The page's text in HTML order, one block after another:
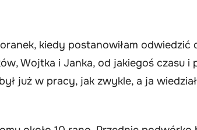
kiedy postanowiłam odwiedzić
Wojtka i Janka, od jakiegoś czasu i
już w pracy, jak zwykle, a ja